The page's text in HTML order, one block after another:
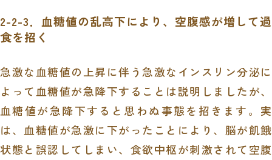
2-2-3．血糖値の乱高下により、空腹感が増して過
食を招く
急激な血糖値の上昇に伴う急激なインスリン分泌に
よって血糖値が急降下することは説明しましたが、
血糖値が急降下すると思わぬ事態を招きます。実
は、血糖値が急激に下がったことにより、脳が飢餓
状態と誤認してしまい、食欲中枢が刺激されて空腹